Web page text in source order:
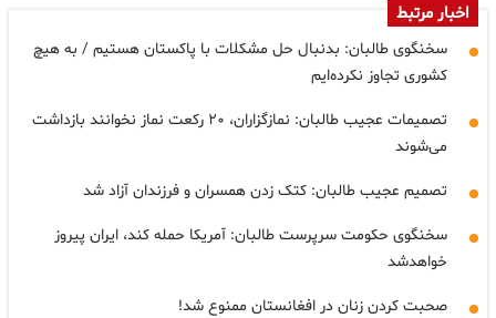
اخبار مرتبط
سخنگوی طالبان: بدنبال حل مشکلات با پاکستان هستیم / به هیچ
کشوری تجاوز نکرده‌ایم
تصمیمات عجیب طالبان: نمازگزاران، ۲۰ رکعت نماز نخوانند بازداشت
می‌شوند
تصمیم عجیب طالبان: کتک زدن همسران و فرزندان آزاد شد
سخنگوی حکومت سرپرست طالبان: آمریکا حمله کند، ایران پیروز
خواهدشد
صحبت کردن زنان در افغانستان ممنوع شد!